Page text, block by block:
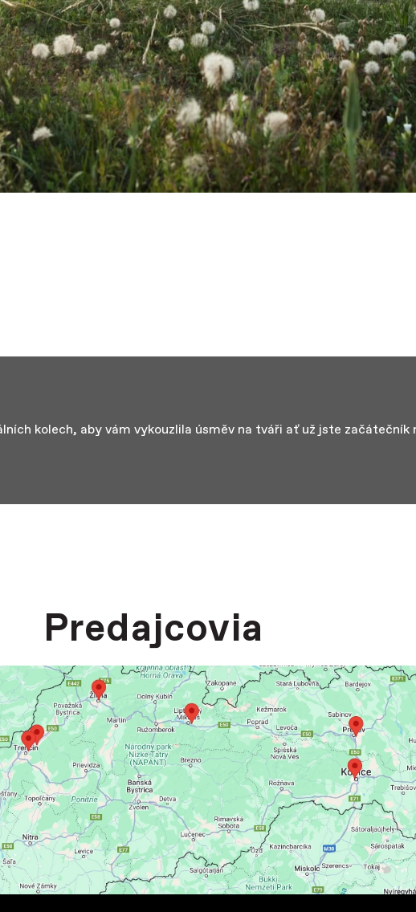
kolech, aby vám vykouzlila úsměv na tváři ať už jste začátečník
Predajcovia